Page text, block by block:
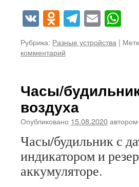
VK Telegram
Email
Рубрика: Разные устройства |
комментарий
Часы/
воздуха
Опубликовано 15.08.2020автором
Часы/будильник с
индикатором и
аккумуляторе.